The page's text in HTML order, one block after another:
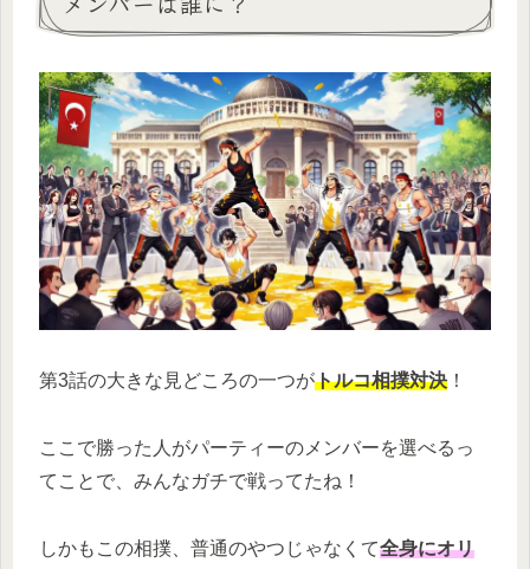
第3話の大きな見どころの一つがトルコ相撲対決 ！
ここで勝った人がパーティーのメンバーを選べるっ
てことで、みんなガチで戦ってたね！
しかもこの相撲、普通のやつじゃなくて全身にオリ